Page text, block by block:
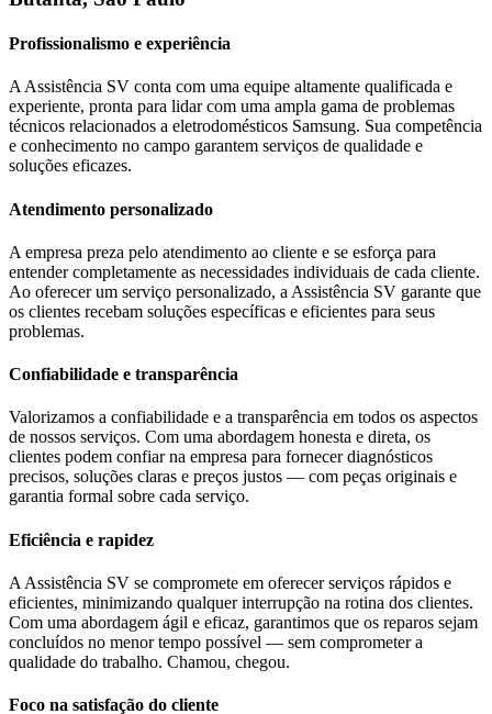
Profissionalismo e experiência
A Assistência SV conta com uma equipe altamente qualificada e
experiente, pronta para lidar com uma ampla gama de problemas
técnicos relacionados a eletrodomésticos Samsung. Sua competência
e conhecimento no campo garantem serviços de qualidade e
soluções eficazes.
Atendimento personalizado
A empresa preza pelo atendimento ao cliente e se esforça para
entender completamente as necessidades individuais de cada cliente.
Ao oferecer um serviço personalizado, a Assistência SV garante que
os clientes recebam soluções específicas e eficientes para seus
problemas.
Confiabilidade e transparência
Valorizamos a confiabilidade e a transparência em todos os aspectos
de nossos serviços. Com uma abordagem honesta e direta, os
clientes podem confiar na empresa para fornecer diagnósticos
precisos, soluções claras e preços justos — com peças originais e
garantia formal sobre cada serviço.
Eficiência e rapidez
A Assistência SV se compromete em oferecer serviços rápidos e
eficientes, minimizando qualquer interrupção na rotina dos clientes.
Com uma abordagem ágil e eficaz, garantimos que os reparos sejam
concluídos no menor tempo possível — sem comprometer a
qualidade do trabalho. Chamou, chegou.
Foco na satisfação do cliente